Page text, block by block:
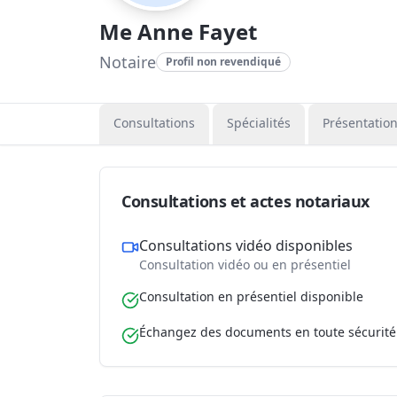
Me Anne Fayet
Notaire Profil non revendiqué
Consultations Spécialités Présentation
Consultations et actes notariaux
Consultations vidéo disponibles
Consultation vidéo ou en présentiel
Consultation en présentiel disponible
Échangez des documents en toute sécurité